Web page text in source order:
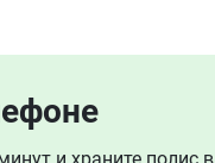
и храните полис в